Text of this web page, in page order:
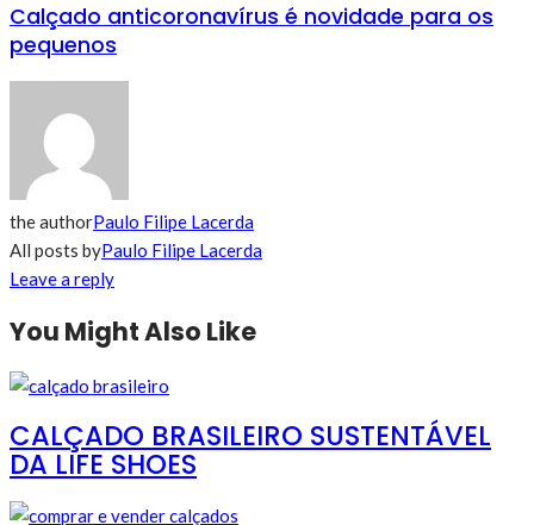
Calçado anticoronavírus é novidade para os
pequenos
the authorPaulo Filipe Lacerda
All posts byPaulo Filipe Lacerda
Leave a reply
You Might Also Like
CALÇADO BRASILEIRO SUSTENTÁVEL
DA LIFE SHOES